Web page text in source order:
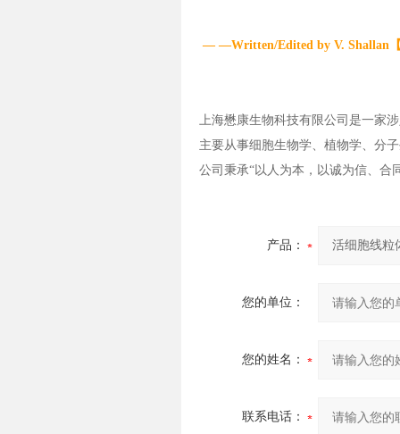
— —Written/Edited by V. Shallan
上海懋康生物科技有限公司是一家
主要从事细胞生物学、植物学、分
公司秉承“以人为本，以诚为信、
产品：
您的单位：
您的姓名：
联系电话：